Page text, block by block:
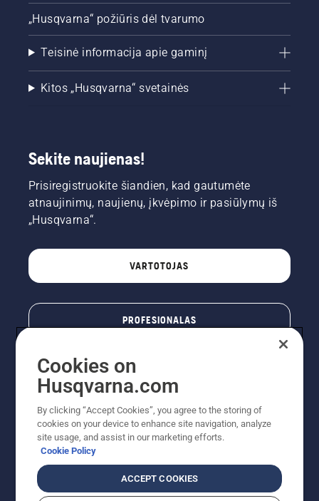
„Husqvarna“ požiūris dėl tvarumo
Teisinė informacija apie gaminį
Kitos „Husqvarna“ svetainės
Sekite naujienas!
Prisiregistruokite šiandien, kad gautumėte
atnaujinimų, naujienų, įkvėpimo ir pasiūlymų iš
„Husqvarna“.
VARTOTOJAS
PROFESIONALAS
© „Husqvarna AB“ (leid). Visos teisės priklauso autoriui.
Nurodoma rekomenduojama mažmeninė kaina (RMK),
Cookies on
Husqvarna.com
By clicking “Accept Cookies”, you agree to the storing of
cookies on your device to enhance site navigation, analyze
site usage, and assist in our marketing efforts.
Cookie Policy
ACCEPT COOKIES